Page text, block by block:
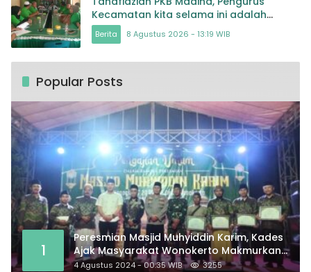
Kecamatan kita selama ini adalah
Tokoh
Berita 8 Agustus 2026 - 13:19 WIB
Popular Posts
1
Peresmian Masjid Muhyiddin Karim, Kades
Ajak Masyarakat Wonokerto Makmurkan
Masjid
4 Agustus 2024 - 00:35 WIB 3255